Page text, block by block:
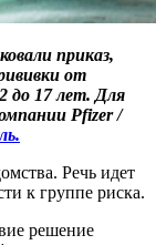
приказ,
от
до 17 лет. Для
Pfizer /
Речь идет
к группе риска.
решение